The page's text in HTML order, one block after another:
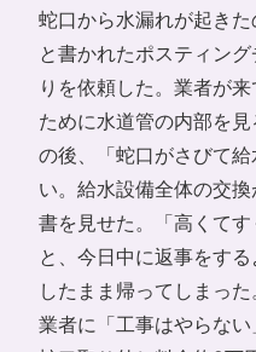
蛇口から水漏れが起きた
と書かれたポスティン
りを依頼した。業者が
ために水道管の内部を
の後、「蛇口がさびて
い。給水設備全体の交
書を見せた。「高くて
と、今日中に返事をす
したまま帰ってしまった
業者に「工事はやらな